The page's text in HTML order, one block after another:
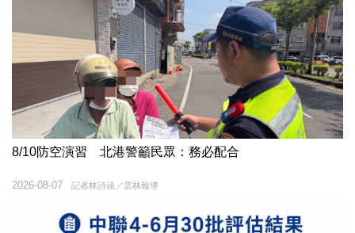
8/10防空演習 北港警籲民眾：務必配合
記者林詩涵／雲林報導
2026-08-07